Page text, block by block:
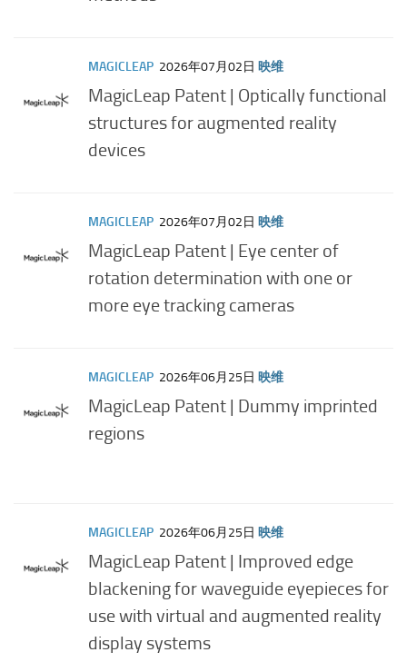
MAGICLEAP 2026年07月02日 映维
MagicLeap Patent | Optically functional
structures for augmented reality
devices
MAGICLEAP 2026年07月02日 映维
MagicLeap Patent | Eye center of
rotation determination with one or
more eye tracking cameras
MAGICLEAP 2026年06月25日 映维
MagicLeap Patent | Dummy imprinted
regions
MAGICLEAP 2026年06月25日 映维
MagicLeap Patent | Improved edge
blackening for waveguide eyepieces for
use with virtual and augmented reality
display systems